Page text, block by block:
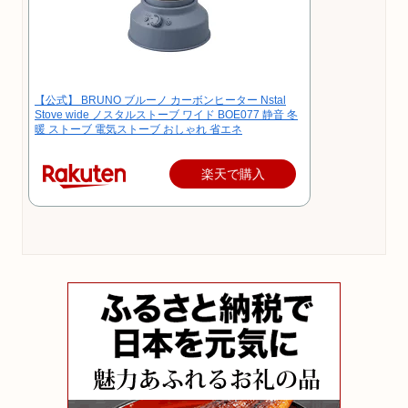
【公式】 BRUNO ブルーノ カーボンヒーター Nstal
Stove wide ノスタルストーブ ワイド BOE077 静音 冬
暖 ストーブ 電気ストーブ おしゃれ 省エネ
楽天で購入